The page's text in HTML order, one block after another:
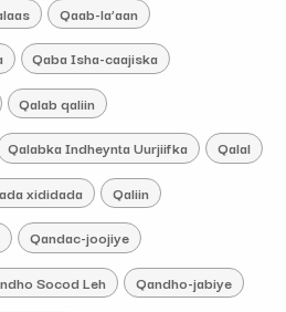
Qaab-la’aan
Qaba Isha-caajiska
Qalab qaliin
Qalabka Indheynta Uurjiifka Qalal
xididada Qaliin
Qandac-joojiye
Socod Leh Qandho-jabiye